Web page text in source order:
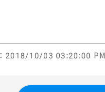
：2018/10/03 03:20:00 PM